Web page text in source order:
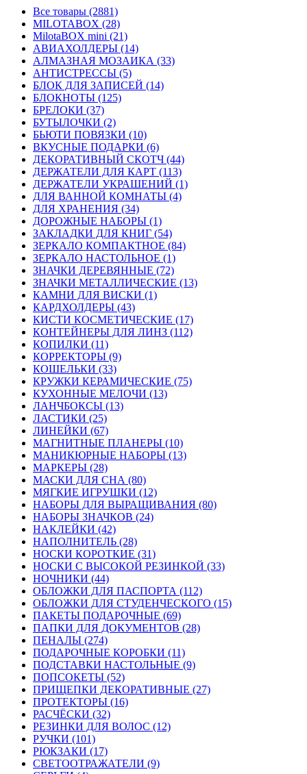
Все товары (2881)
MILOTABOX (28)
MilotaBOX mini (21)
АВИАХОЛДЕРЫ (14)
АЛМАЗНАЯ МОЗАИКА (33)
АНТИСТРЕССЫ (5)
БЛОК ДЛЯ ЗАПИСЕЙ (14)
БЛОКНОТЫ (125)
БРЕЛОКИ (37)
БУТЫЛОЧКИ (2)
БЬЮТИ ПОВЯЗКИ (10)
ВКУСНЫЕ ПОДАРКИ (6)
ДЕКОРАТИВНЫЙ СКОТЧ (44)
ДЕРЖАТЕЛИ ДЛЯ КАРТ (113)
ДЕРЖАТЕЛИ УКРАШЕНИЙ (1)
ДЛЯ ВАННОЙ КОМНАТЫ (4)
ДЛЯ ХРАНЕНИЯ (34)
ДОРОЖНЫЕ НАБОРЫ (1)
ЗАКЛАДКИ ДЛЯ КНИГ (54)
ЗЕРКАЛО КОМПАКТНОЕ (84)
ЗЕРКАЛО НАСТОЛЬНОЕ (1)
ЗНАЧКИ ДЕРЕВЯННЫЕ (72)
ЗНАЧКИ МЕТАЛЛИЧЕСКИЕ (13)
КАМНИ ДЛЯ ВИСКИ (1)
КАРДХОЛДЕРЫ (43)
КИСТИ КОСМЕТИЧЕСКИЕ (17)
КОНТЕЙНЕРЫ ДЛЯ ЛИНЗ (112)
КОПИЛКИ (11)
КОРРЕКТОРЫ (9)
КОШЕЛЬКИ (33)
КРУЖКИ КЕРАМИЧЕСКИЕ (75)
КУХОННЫЕ МЕЛОЧИ (13)
ЛАНЧБОКСЫ (13)
ЛАСТИКИ (25)
ЛИНЕЙКИ (67)
МАГНИТНЫЕ ПЛАНЕРЫ (10)
МАНИКЮРНЫЕ НАБОРЫ (13)
МАРКЕРЫ (28)
МАСКИ ДЛЯ СНА (80)
МЯГКИЕ ИГРУШКИ (12)
НАБОРЫ ДЛЯ ВЫРАЩИВАНИЯ (80)
НАБОРЫ ЗНАЧКОВ (24)
НАКЛЕЙКИ (42)
НАПОЛНИТЕЛЬ (28)
НОСКИ КОРОТКИЕ (31)
НОСКИ С ВЫСОКОЙ РЕЗИНКОЙ (33)
НОЧНИКИ (44)
ОБЛОЖКИ ДЛЯ ПАСПОРТА (112)
ОБЛОЖКИ ДЛЯ СТУДЕНЧЕСКОГО (15)
ПАКЕТЫ ПОДАРОЧНЫЕ (69)
ПАПКИ ДЛЯ ДОКУМЕНТОВ (28)
ПЕНАЛЫ (274)
ПОДАРОЧНЫЕ КОРОБКИ (11)
ПОДСТАВКИ НАСТОЛЬНЫЕ (9)
ПОПСОКЕТЫ (52)
ПРИЩЕПКИ ДЕКОРАТИВНЫЕ (27)
ПРОТЕКТОРЫ (16)
РАСЧЁСКИ (32)
РЕЗИНКИ ДЛЯ ВОЛОС (12)
РУЧКИ (101)
РЮКЗАКИ (17)
СВЕТООТРАЖАТЕЛИ (9)